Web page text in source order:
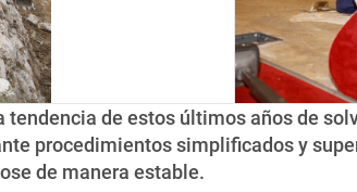
de estos últimos años de
procedimientos simplificados y
de manera estable.